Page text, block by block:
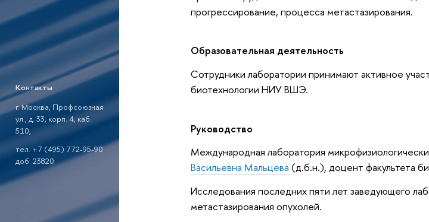
Контакты
г. Москва, Профсоюзная
ул., д. 33, корп. 4, каб.
510,
тел. +7 (495) 772-95-90
доб. 23820
прогрессирование, процесса метастазирования.
Образовательная деятельность
Сотрудники лаборатории принимают активное
биотехнологии НИУ ВШЭ.
Руководство
Международная лаборатория
Васильевна Мальцева (д.б.н.), доцент факультета
Исследования последних пяти лет заведующего
метастазирования опухолей.